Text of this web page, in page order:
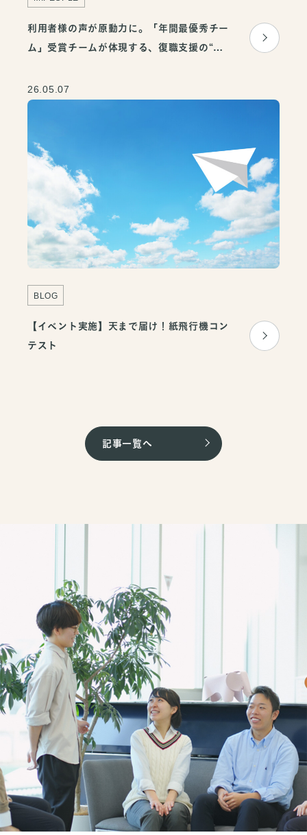
利用者様の声が原動力に。「年間最優秀チー
ム」受賞チームが体現する、復職支援の“お
26.05.07
BLOG
【イベント実施】天まで届け！紙飛行機コン
テスト
記事一覧へ